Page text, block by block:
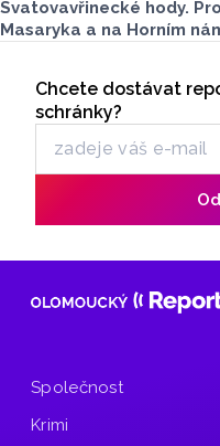
Svatovavřinecké hody.
Masaryka a na Horním
i na historický jarmark.
Odběr
Chcete dostávat
schránky?
Společnost
Krimi